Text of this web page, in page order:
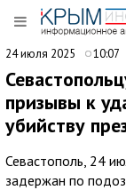
24 июля 2025 10:07
призывы к
убийству
Севастополь, 24
задержан по